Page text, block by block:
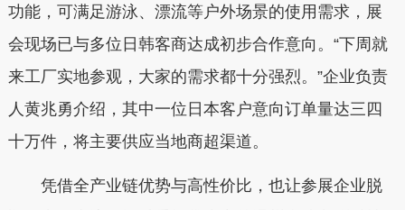
功能，可满足游泳、漂流等户外场景的使用需求，展
会现场已与多位日韩客商达成初步合作意向。“下周就
来工厂实地参观，大家的需求都十分强烈。”企业负责
人黄兆勇介绍，其中一位日本客户意向订单量达三四
十万件，将主要供应当地商超渠道。
凭借全产业链优势与高性价比，也让参展企业脱